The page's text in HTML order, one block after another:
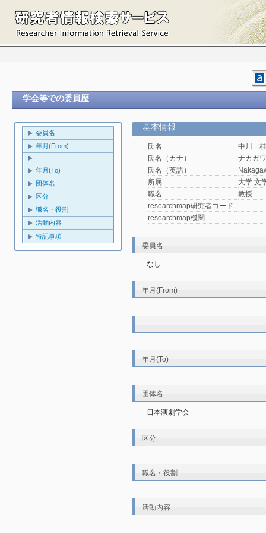
学会等での委員歴
委員名
年月(From)
年月(To)
団体名
区分
職名・役割
活動内容
特記事項
基本情報
氏名
中川 桂
氏名（カナ）
ナカガ
氏名（英語）
所属
大学 文
職名
教授
researchmap研究者コード
researchmap機関
委員名
なし
年月(From)
年月(To)
団体名
日本演劇学会
区分
職名・役割
活動内容